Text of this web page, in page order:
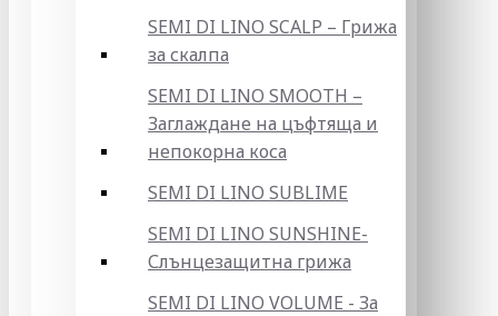
SEMI DI LINO SCALP – Грижа
за скалпа
SEMI DI LINO SMOOTH –
Заглаждане на цъфтяща и
непокорна коса
SEMI DI LINO SUBLIME
SEMI DI LINO SUNSHINE-
Слънцезащитна грижа
SEMI DI LINO VOLUME - За